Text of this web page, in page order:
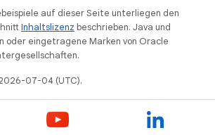
auf dieser Seite unterliegen den
Inhaltslizenz beschrieben. Java und
oder eingetragene Marken von Oracle
07-04 (UTC).